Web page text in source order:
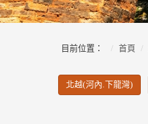
目前位置： 首頁
北越(河內.下龍灣)